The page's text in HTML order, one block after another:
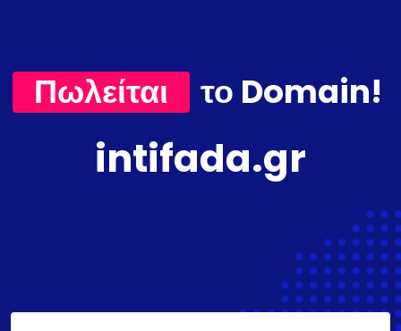
Πωλείται το Domain!
intifada.gr